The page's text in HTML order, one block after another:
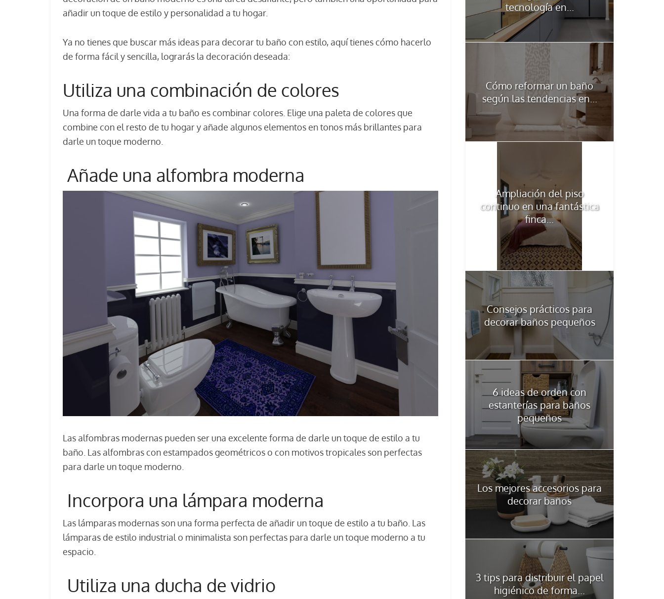
añadir un toque de estilo y personalidad a tu hogar.
Ya no tienes que buscar más ideas para decorar tu baño con estilo, aquí tienes cómo hacerlo
de forma fácil y sencilla, lograrás la decoración deseada:
Utiliza una combinación de colores
Una forma de darle vida a tu baño es combinar colores. Elige una paleta de colores que
combine con el resto de tu hogar y añade algunos elementos en tonos más brillantes para
darle un toque moderno.
Añade una alfombra moderna
Las alfombras modernas pueden ser una excelente forma de darle un toque de estilo a tu
baño. Las alfombras con estampados geométricos o con motivos tropicales son perfectas
para darle un toque moderno.
Incorpora una lámpara moderna
Las lámparas modernas son una forma perfecta de añadir un toque de estilo a tu baño. Las
lámparas de estilo industrial o minimalista son perfectas para darle un toque moderno a tu
espacio.
Utiliza una ducha de vidrio
tecnología en...
Cómo reformar un baño
según las tendencias en...
Ampliación del piso
continuo en una fantástica
finca...
Consejos prácticos para
decorar baños pequeños
6 ideas de orden con
estanterías para baños
pequeños
Los mejores accesorios para
decorar baños
3 tips para distribuir el papel
higiénico de forma...